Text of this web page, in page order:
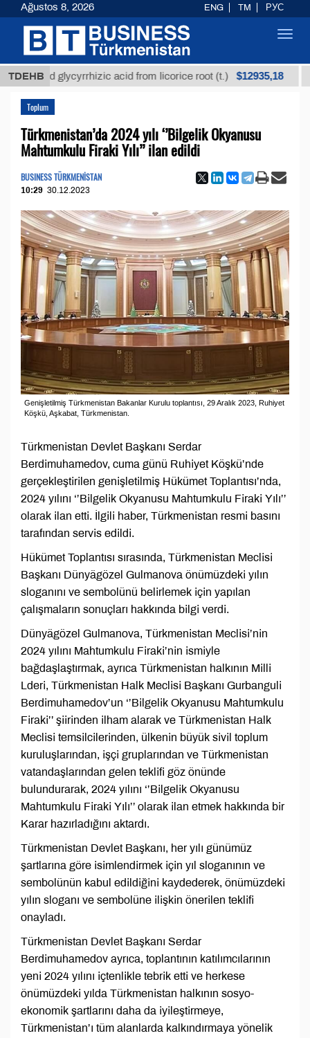
TDEHBglycyrrhizic acid from licorice root (t.) $12935,18
Toplum
Türkmenistan’da 2024 yılı ‘’Bilgelik Okyanusu
Mahtumkulu Firaki Yılı’’ ilan edildi
BUSINESS TÜRKMENİSTAN
10:29 30.12.2023
Genişletilmiş Türkmenistan Bakanlar Kurulu toplantısı, 29 Aralık 2023, Ruhiyet
Köşkü, Aşkabat, Türkmenistan.
Türkmenistan Devlet Başkanı Serdar
Berdimuhamedov, cuma günü Ruhiyet Köşkü’nde
gerçekleştirilen genişletilmiş Hükümet Toplantısı’nda,
2024 yılını ‘’Bilgelik Okyanusu Mahtumkulu Firaki Yılı’’
olarak ilan etti. İlgili haber, Türkmenistan resmi basını
tarafından servis edildi.
Hükümet Toplantısı sırasında, Türkmenistan Meclisi
Başkanı Dünyägözel Gulmanova önümüzdeki yılın
sloganını ve sembolünü belirlemek için yapılan
çalışmaların sonuçları hakkında bilgi verdi.
Dünyägözel Gulmanova, Türkmenistan Meclisi’nin
2024 yılını Mahtumkulu Firaki’nin ismiyle
bağdaşlaştırmak, ayrıca Türkmenistan halkının Milli
Lderi, Türkmenistan Halk Meclisi Başkanı Gurbanguli
Berdimuhamedov’un ‘’Bilgelik Okyanusu Mahtumkulu
Firaki’’ şiirinden ilham alarak ve Türkmenistan Halk
Meclisi temsilcilerinden, ülkenin büyük sivil toplum
kuruluşlarından, işçi gruplarından ve Türkmenistan
vatandaşlarından gelen teklifi göz önünde
bulundurarak, 2024 yılını ‘’Bilgelik Okyanusu
Mahtumkulu Firaki Yılı’’ olarak ilan etmek hakkında bir
Karar hazırladığını aktardı.
Türkmenistan Devlet Başkanı, her yılı günümüz
şartlarına göre isimlendirmek için yıl sloganının ve
sembolünün kabul edildiğini kaydederek, önümüzdeki
yılın sloganı ve sembolüne ilişkin önerilen teklifi
onayladı.
Türkmenistan Devlet Başkanı Serdar
Berdimuhamedov ayrıca, toplantının katılımcılarının
yeni 2024 yılını içtenlikle tebrik etti ve herkese
önümüzdeki yılda Türkmenistan halkının sosyo-
ekonomik şartlarını daha da iyileştirmeye,
Türkmenistan’ı tüm alanlarda kalkındırmaya yönelik
Ağustos 8, 2026 ENG TM РУС